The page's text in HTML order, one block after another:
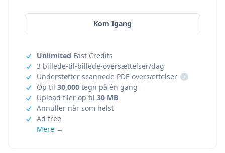
Kom Igang
Unlimited Fast Credits
3 billede-til-billede-oversættelser/dag
Understøtter scannede PDF-oversættelser
i
Op til 30,000 tegn på én gang
Upload filer op til 30 MB
Annuller når som helst
Ad free
Mere →